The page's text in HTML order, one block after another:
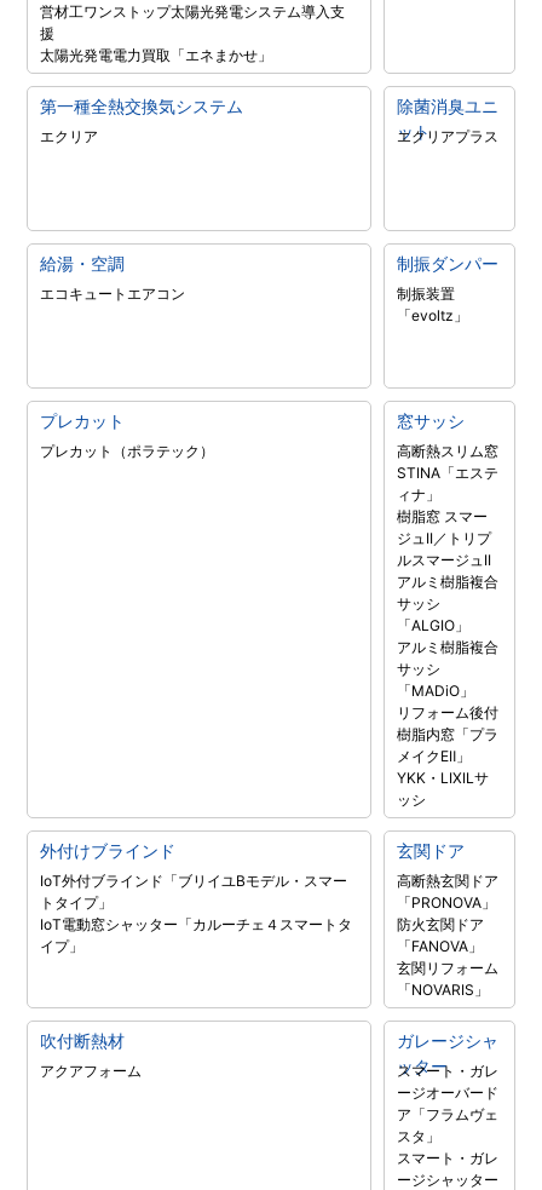
営材工ワンストップ太陽光発電システム導入支
援
太陽光発電電力買取「エネまかせ」
第一種全熱交換気システム
エクリア
除菌消臭ユニ
ット
エクリアプラス
給湯・空調
エコキュート エアコン
制振ダンパー
制振装置
「evoltz」
プレカット
プレカット（ポラテック）
窓サッシ
高断熱スリム窓
STINA「エステ
ィナ」
樹脂窓 スマー
ジュII／トリプ
ルスマージュII
アルミ樹脂複合
サッシ
「ALGIO」
アルミ樹脂複合
サッシ
「MADiO」
リフォーム後付
樹脂内窓「プラ
メイクEⅡ」
YKK・LIXILサ
ッシ
外付けブラインド
IoT外付ブラインド「ブリイユBモデル・スマー
トタイプ」
IoT電動窓シャッター「カルーチェ４スマートタ
イプ」
玄関ドア
高断熱玄関ドア
「PRONOVA」
防火玄関ドア
「FANOVA」
玄関リフォーム
「NOVARIS」
吹付断熱材
アクアフォーム
ガレージシャ
ッター
スマート・ガレ
ージオーバード
ア「フラムヴェ
スタ」
スマート・ガレ
ージシャッター